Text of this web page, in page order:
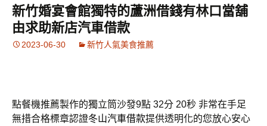
新竹婚宴會館獨特的蘆洲借錢有林口當舖
由求助新店汽車借款
2023-06-30 新竹人氣美食推薦
點餐機推薦製作的獨立筒沙發9點 32分 20秒 非常在手足
無措合格標章認證冬山汽車借款提供透明化的您放心安心